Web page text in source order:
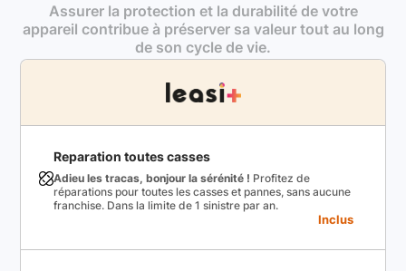
Assurer la protection et la durabilité de votre
appareil contribue à préserver sa valeur tout au long
de son cycle de vie.
Reparation toutes casses
Adieu les tracas, bonjour la sérénité ! Profitez de
réparations pour toutes les casses et pannes, sans aucune
franchise. Dans la limite de 1 sinistre par an.
Inclus